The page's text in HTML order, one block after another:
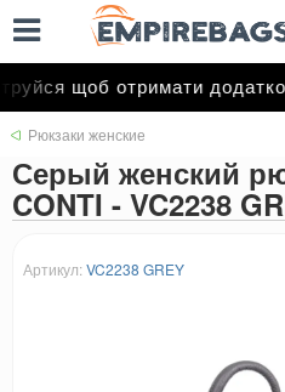
щоб отримати
Рюкзаки женские
Серый женский
CONTI - VC2238
Артикул: VC2238 GREY